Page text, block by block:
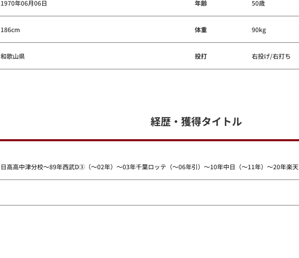
1970年06月06日 年齢 50歳
186cm 体重 90kg
和歌山県 投打 右投げ/右打ち
経歴・獲得タイトル
日高高中津分校～89年西武D③（～02年）～03年千葉ロッテ（～06年引）～10年中日（～11年）～20年楽天